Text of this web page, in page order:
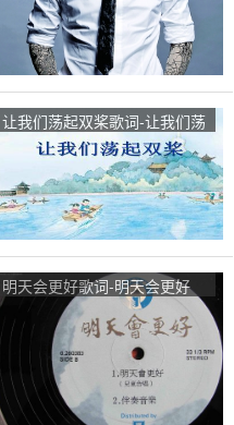
让我们荡起双桨歌词-让我们荡
起双桨LRC歌词-刘慧芳
明天会更好歌词-明天会更好
LRC歌词-群星